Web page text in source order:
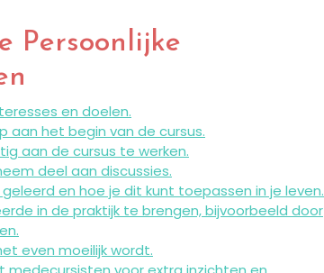
Persoonlijke
en doelen.
aan het begin van de cursus.
aan de cursus te werken.
deel aan discussies.
en hoe je dit kunt toepassen in je leven.
in de praktijk te brengen, bijvoorbeeld door
even moeilijk wordt.